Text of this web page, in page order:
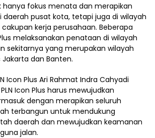
hanya fokus menata dan merapikan
daerah pusat kota, tetapi juga di wilayah
kerja perusahaan. Beberapa
melaksanakan penataan di wilayah
sekitarnya yang merupakan wilayah
Jakarta dan Banten.
Icon Plus Ari Rahmat Indra Cahyadi
Icon Plus harus mewujudkan
dengan merapikan seluruh
terbangun untuk mendukung
daerah dan mewujudkan keamanan
jalan.